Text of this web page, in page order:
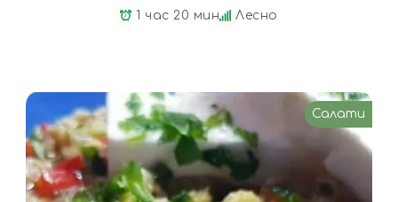
1 час 20 мин Лесно
Салати